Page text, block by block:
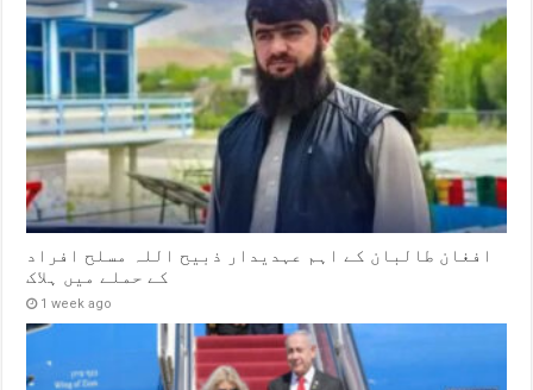
افغان طالبان کے اہم عہدیدار ذبیح اللہ مسلح افراد
کے حملے میں ہلاک
1 week ago